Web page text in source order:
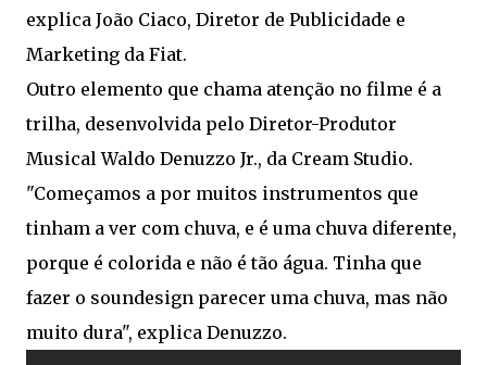
explica João Ciaco, Diretor de Publicidade e
Marketing da Fiat.
Outro elemento que chama atenção no filme é a
trilha, desenvolvida pelo Diretor-Produtor
Musical Waldo Denuzzo Jr., da Cream Studio.
"Começamos a por muitos instrumentos que
tinham a ver com chuva, e é uma chuva diferente,
porque é colorida e não é tão água. Tinha que
fazer o soundesign parecer uma chuva, mas não
muito dura", explica Denuzzo.